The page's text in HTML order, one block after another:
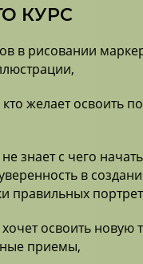
КУРС
в рисовании
кто желает освоить
знает с чего
в
правильных
хочет освоить новую
приемы,